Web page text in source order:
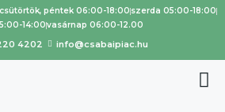
péntek 06:00-18:00szerda 05:00-18:00
14:00vasárnap 06:00-12.00
4202 info@csabaipiac.hu